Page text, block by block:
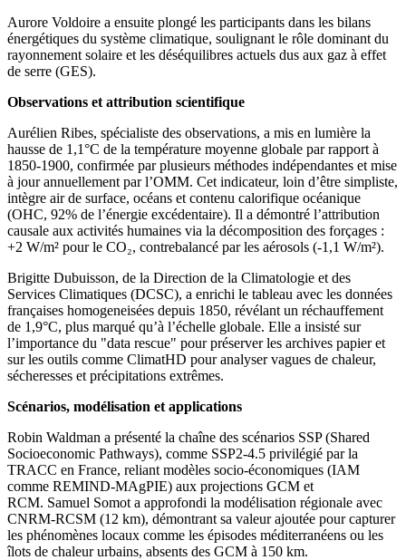
Aurore Voldoire a ensuite plongé les participants dans les bilans
énergétiques du système climatique, soulignant le rôle dominant du
rayonnement solaire et les déséquilibres actuels dus aux gaz à effet
de serre (GES).
Observations et attribution scientifique
Aurélien Ribes, spécialiste des observations, a mis en lumière la
hausse de 1,1°C de la température moyenne globale par rapport à
1850-1900, confirmée par plusieurs méthodes indépendantes et mise
à jour annuellement par l’OMM. Cet indicateur, loin d’être simpliste,
intègre air de surface, océans et contenu calorifique océanique
(OHC, 92% de l’énergie excédentaire). Il a démontré l’attribution
causale aux activités humaines via la décomposition des forçages :
+2 W/m² pour le CO₂, contrebalancé par les aérosols (-1,1 W/m²).
Brigitte Dubuisson, de la Direction de la Climatologie et des
Services Climatiques (DCSC), a enrichi le tableau avec les données
françaises homogeneisées depuis 1850, révélant un réchauffement
de 1,9°C, plus marqué qu’à l’échelle globale. Elle a insisté sur
l’importance du "data rescue" pour préserver les archives papier et
sur les outils comme ClimatHD pour analyser vagues de chaleur,
sécheresses et précipitations extrêmes.
Scénarios, modélisation et applications
Robin Waldman a présenté la chaîne des scénarios SSP (Shared
Socioeconomic Pathways), comme SSP2-4.5 privilégié par la
TRACC en France, reliant modèles socio-économiques (IAM
comme REMIND-MAgPIE) aux projections GCM et
RCM. Samuel Somot a approfondi la modélisation régionale avec
CNRM-RCSM (12 km), démontrant sa valeur ajoutée pour capturer
les phénomènes locaux comme les épisodes méditerranéens ou les
îlots de chaleur urbains, absents des GCM à 150 km.